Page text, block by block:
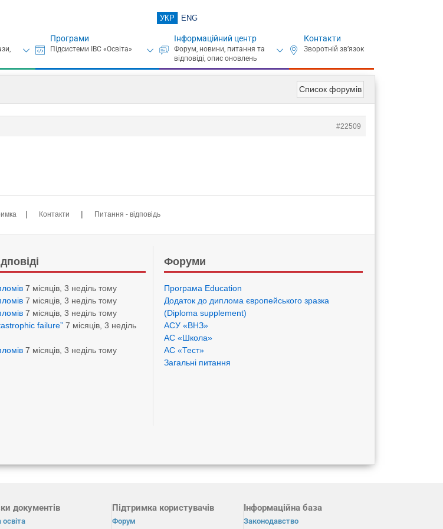
УКР ENG
Програми Інформаційний центр Контакти
Список форумів
#22509
| Контакти | Питання - відповідь
7 місяців, 3 неділь тому
7 місяців, 3 неділь тому
7 місяців, 3 неділь тому
failure” 7 місяців, 3 неділь
7 місяців, 3 неділь тому
Форуми
Програма Eduсation
Додаток до диплома європейського зразка
(Diploma supplement)
АСУ «ВНЗ»
АС «Школа»
АС «Тест»
Загальні питання
документів Підтримка користувачів
Форум
Інформаційна база
Законодавство